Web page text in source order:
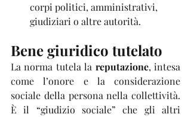
corpi politici, amministrativi,
giudiziari o altre autorità.
Bene giuridico tutelato
La norma tutela la reputazione, intesa
come l’onore e la considerazione
sociale della persona nella collettività.
È il “giudizio sociale” che gli altri